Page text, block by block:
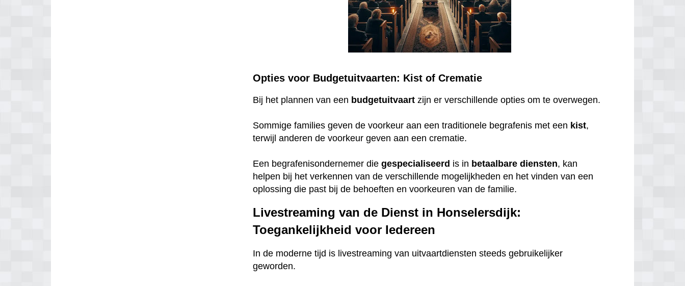
Opties voor Budgetuitvaarten: Kist of Crematie
Bij het plannen van een budgetuitvaart zijn er verschillende opties om te overwegen.
Sommige families geven de voorkeur aan een traditionele begrafenis met een kist,
terwijl anderen de voorkeur geven aan een crematie.
Een begrafenisondernemer diegespecialiseerd is in betaalbare diensten, kan
helpen bij het verkennen van de verschillende mogelijkheden en het vinden van een
oplossing die past bij de behoeften en voorkeuren van de familie.
Livestreaming van de Dienst in Honselersdijk:
Toegankelijkheid voor Iedereen
In de moderne tijd is livestreaming van uitvaartdiensten steeds gebruikelijker
geworden.